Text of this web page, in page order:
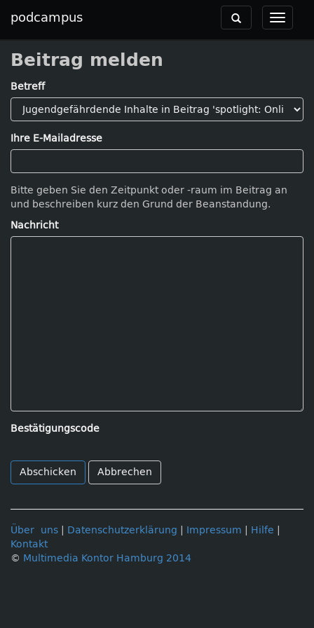
podcampus
Toggle
Toggle
navigation
Beitrag melden
Betreff
Ihre E-Mailadresse
Bitte geben Sie den Zeitpunkt oder -raum im Beitrag an
und beschreiben kurz den Grund der Beanstandung.
Nachricht
Bestätigungscode
Abbrechen
Über uns Datenschutzerklärung Impressum Hilfe
Kontakt
© Multimedia Kontor Hamburg 2014